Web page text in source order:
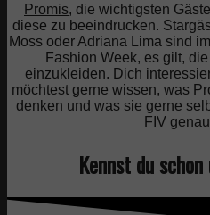
Promis, die wichtigsten
diese zu beeindrucken.
Moss oder Adriana Lima sind
Fashion Week, es gilt,
einzukleiden. Dich
möchtest gerne wissen, was
denken und was sie gerne
FIV
Kennst du